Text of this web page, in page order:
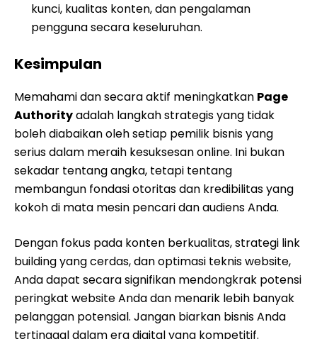
kunci, kualitas konten, dan pengalaman
pengguna secara keseluruhan.
Kesimpulan
Memahami dan secara aktif meningkatkan Page
Authorityadalah langkah strategis yang tidak
boleh diabaikan oleh setiap pemilik bisnis yang
serius dalam meraih kesuksesan online. Ini bukan
sekadar tentang angka, tetapi tentang
membangun fondasi otoritas dan kredibilitas yang
kokoh di mata mesin pencari dan audiens Anda.
Dengan fokus pada konten berkualitas, strategi link
building yang cerdas, dan optimasi teknis website,
Anda dapat secara signifikan mendongkrak potensi
peringkat website Anda dan menarik lebih banyak
pelanggan potensial. Jangan biarkan bisnis Anda
tertinggal dalam era digital yang kompetitif.